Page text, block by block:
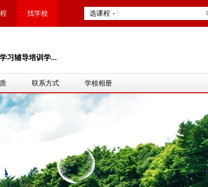
找学校 选课程
习辅导培训学...
联系方式 学校相册